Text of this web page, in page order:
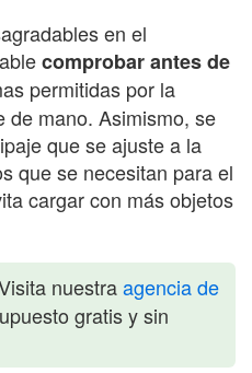
en el
comprobar antes de
permitidas por la
de mano. Asimismo, se
que se ajuste a la
que se necesitan para el
cargar con más objetos
nuestraagencia de
gratis y sin